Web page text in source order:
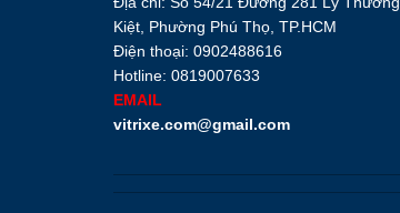
Kiệt, Phường Phú Thọ, TP.HCM
Điện thoại: 0902488616
Hotline: 0819007633
EMAIL
vitrixe.com@gmail.com